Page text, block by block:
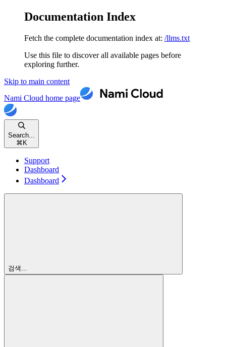
Documentation Index
Fetch the complete documentation index at: /llms.txt
Use this file to discover all available pages before
exploring further.
Skip to main content
Nami Cloud home page
Search...
⌘ K
Support
Dashboard
Dashboard
검색...